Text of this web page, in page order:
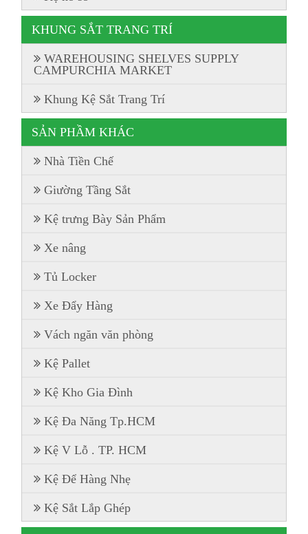
KHUNG SẮT TRANG TRÍ
WAREHOUSING SHELVES SUPPLY
CAMPURCHIA MARKET
Khung Kệ Sắt Trang Trí
SẢN PHẦM KHÁC
Nhà Tiền Chế
Giường Tầng Sắt
Kệ trưng Bày Sản Phẩm
Xe nâng
Tủ Locker
Xe Đẩy Hàng
Vách ngăn văn phòng
Kệ Pallet
Kệ Kho Gia Đình
Kệ Đa Năng Tp.HCM
Kệ V Lỗ . TP. HCM
Kệ Để Hàng Nhẹ
Kệ Sắt Lắp Ghép